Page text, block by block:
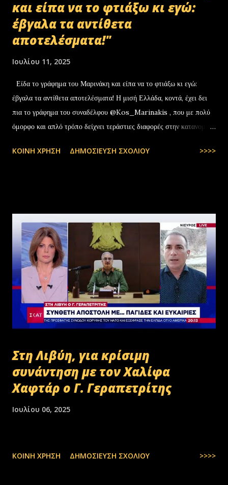
και είπα να το φτιάξω κι εγώ:
έβγαλα τα αντίθετα
αποτελέσματα!"
Ιουλίου 11, 2025
Είδα το γράφημα του Μαρινάκη και είπα να το φτιάξω κι εγώ:
έβγαλα τα αντίθετα αποτελέσματα! Η μισή Ελλάδα, κοντά, έχει δει
πια το γράφημα του συναδέλφου @Kos_Marinakis , που με πολύ
όμορφο και απλό τρόπο δείχνει τεράστιες διαφορές στην κατανομή
— Stefanos Tyros (@StefanosTyros) July 11, 2025
ΚΟΙΝΉ ΧΡΉΣΗ ΔΗΜΟΣΊΕΥΣΗ ΣΧΟΛΊΟΥ >>>>
Στη Λιβύη, για κρίσιμη
συνάντηση με τον Χαλίφα
Χαφτάρ ο Γ. Γεραπετρίτης
Ιουλίου 06, 2025
ΚΟΙΝΉ ΧΡΉΣΗ ΔΗΜΟΣΊΕΥΣΗ ΣΧΟΛΊΟΥ >>>>